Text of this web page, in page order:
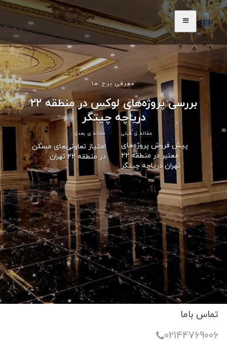
معرفی برج ها
بررسی پروژه‌های لوکس در منطقه ۲۲
دریاچه چیتگر
مقاله ی قبلی
پیش فروش پروژه‌های
معتبر در منطقه 22
تهران دریاچه چیتگر
مقاله ی بعدی
امتیاز تعاونی‌های مسکن
در منطقه ۲۲ تهران
تماس باما
02144769006